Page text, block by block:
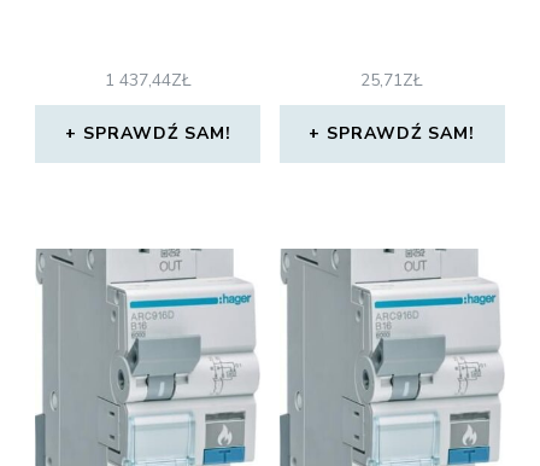
1 437,44ZŁ
SPRAWDŹ SAM!
25,71ZŁ
SPRAWDŹ SAM!